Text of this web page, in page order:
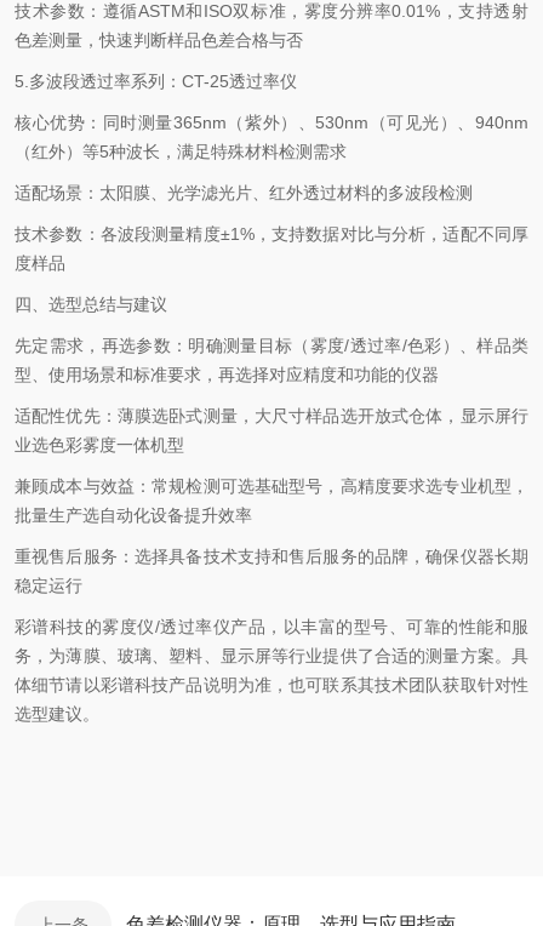
技术参数：遵循ASTM和ISO双标准，雾度分辨率0.01% ，支持透射
色差测量，快速判断样品色差合格与否
5. 多波段透过率系列： CT-25透过率仪
核心优势：同时测量365nm （紫外）、 530nm （可见光）、940nm
（红外）等5种波长，满足特殊材料检测需求
适配场景：太阳膜、光学滤光片、红外透过材料的多波段检测
技术参数：各波段测量精度±1%，支持数据对比与分析，适配不同厚
度样品
四、选型总结与建议
先定需求，再选参数：明确测量目标（雾度/透过率/色彩）、样品类
型、使用场景和标准要求，再选择对应精度和功能的仪器
适配性优先：薄膜选卧式测量，大尺寸样品选开放式仓体，显示屏行
业选色彩雾度一体机型
兼顾成本与效益：常规检测可选基础型号，高精度要求选专业机型，
批量生产选自动化设备提升效率
重视售后服务：选择具备技术支持和售后服务的品牌，确保仪器长期
稳定运行
彩谱科技的雾度仪/透过率仪产品，以丰富的型号、可靠的性能和服
务，为薄膜、玻璃、塑料、显示屏等行业提供了合适的测量方案。具
体细节请以彩谱科技产品说明为准，也可联系其技术团队获取针对性
选型建议。